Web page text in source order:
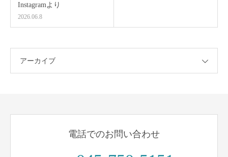
Instagramより
2026.06.8
アーカイブ
電話でのお問い合わせ